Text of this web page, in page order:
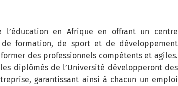
en Afrique en offrant un centre
de formation, de sport et de développement
des professionnels compétents et agiles.
diplômés de l’Université développeront des
garantissant ainsi à chacun un emploi